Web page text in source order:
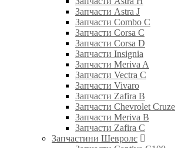
Запчасти Astra J
Запчасти Combo C
Запчасти Corsa C
Запчасти Corsa D
Запчасти Insignia
Запчасти Meriva A
Запчасти Vectra C
Запчасти Vivaro
Запчасти Zafira B
Запчасти Chevrolet Cruze
Запчасти Meriva B
Запчасти Zafira C
Запчастини Шевролє